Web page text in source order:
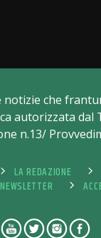
notizie che
autorizzata dal
n.13/
LA REDAZIONE
NEWSLETTER